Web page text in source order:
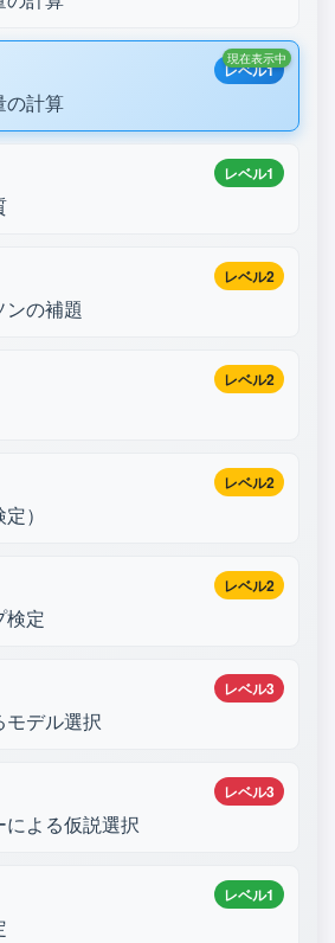
レベル1
の計算
現在表示中
レベル1
レベル2
ンの補題
レベル2
レベル2
）
レベル2
検定
レベル3
デル選択
レベル3
よる仮説選択
レベル1